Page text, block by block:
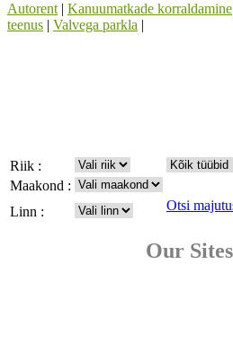
Autorent | Kanuumatkade korraldamine
teenus | Valvega parkla |
Riik :
Maakond :
Linn :
Otsi
Our